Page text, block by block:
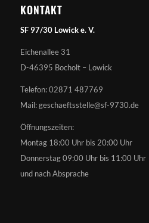
KONTAKT
SF 97/30 Lowick e. V.
Eichenallee 31
D-46395 Bocholt – Lowick
Telefon: 02871 487769
Mail: geschaeftsstelle@sf-9730.de
Öffnungszeiten:
Montag 18:00 Uhr bis 20:00 Uhr
Donnerstag 09:00 Uhr bis 11:00 Uhr
und nach Absprache